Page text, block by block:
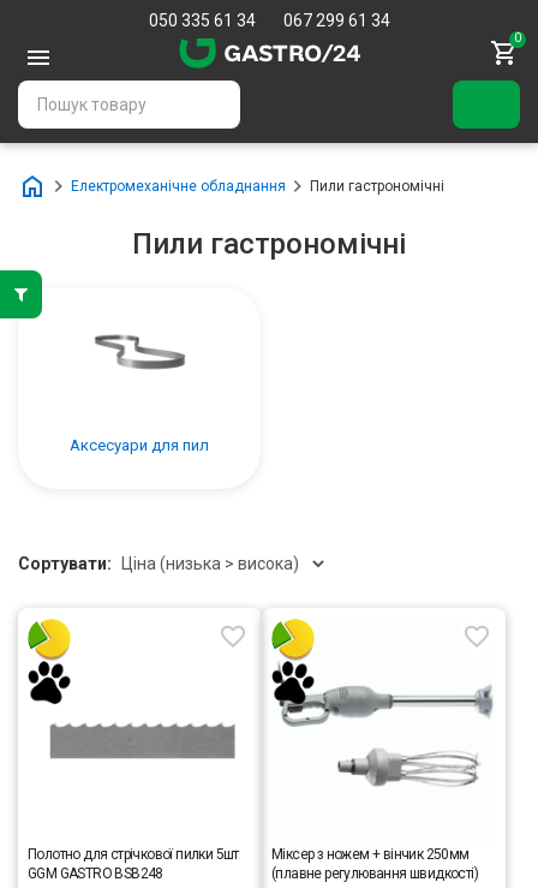
050 335 61 34 067 299 61 34
0
Електромеханічне обладнання Пили гастрономічні
Пили гастрономічні
Аксесуари для пил
Сортувати:
Полотно для стрічкової пилки 5шт
GGM GASTRO BSB248
Міксер з ножем + вінчик 250мм
(плавне регулювання швидкості)